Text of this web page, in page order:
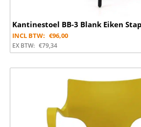
Kantinestoel BB-3 Blank Eiken
INCL BTW: €96,00
EX BTW: €79,34